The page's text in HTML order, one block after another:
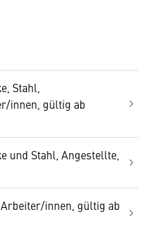
Stahl,
innen, gültig ab
und Stahl, Angestellte,
innen, gültig ab